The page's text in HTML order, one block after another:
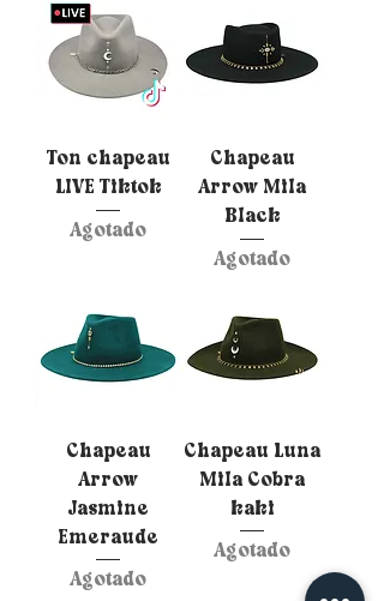
Ton chapeau
LIVE Tiktok
Agotado
Chapeau
Arrow Mila
Black
Agotado
Chapeau
Arrow
Jasmine
Emeraude
Agotado
Chapeau Luna
Mila Cobra
kaki
Agotado